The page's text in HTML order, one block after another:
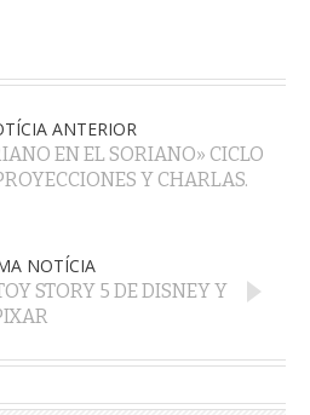
ANTERIOR
EN EL SORIANO» CICLO
Y CHARLAS.
NOTÍCIA
STORY 5 DE DISNEY Y